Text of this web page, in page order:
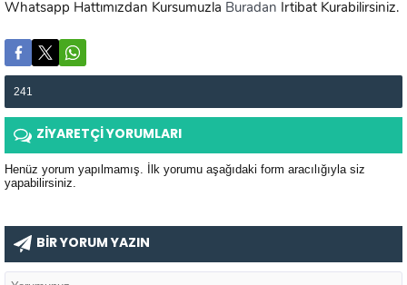
Whatsapp Hattımızdan Kursumuzla Buradan İrtibat Kurabilirsiniz.
241
ZİYARETÇİ YORUMLARI
Henüz yorum yapılmamış. İlk yorumu aşağıdaki form aracılığıyla siz
yapabilirsiniz.
BİR YORUM YAZIN